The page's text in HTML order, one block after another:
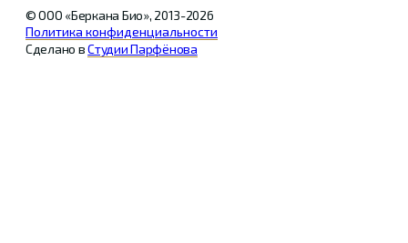
© ООО «Беркана Био», 2013-2026
Политика конфиденциальности
Сделано вСтудии Парфёнова